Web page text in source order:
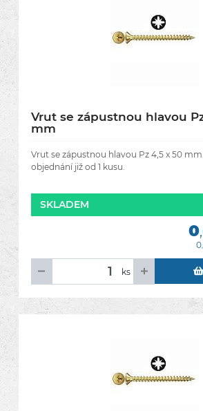
Vrut se zápustnou hlavou
mm
Vrut se zápustnou hlavou Pz 4,5 x 50
objednání již od 1 kusu.
SKLADEM
0
0
ks